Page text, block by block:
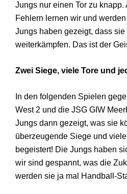
Jungs nur einen Tor zu
Fehlern lernen wir und
Jungs haben gezeigt, dass
weiterkämpfen. Das ist der
Zwei Siege, viele Tore und
In den folgenden Spielen
West 2 und die JSG GIW
Jungs dann gezeigt, was sie
überzeugende Siege und
begeistert! Die Jungs haben
wir sind gespannt, was die
werden sie ja mal Handball-